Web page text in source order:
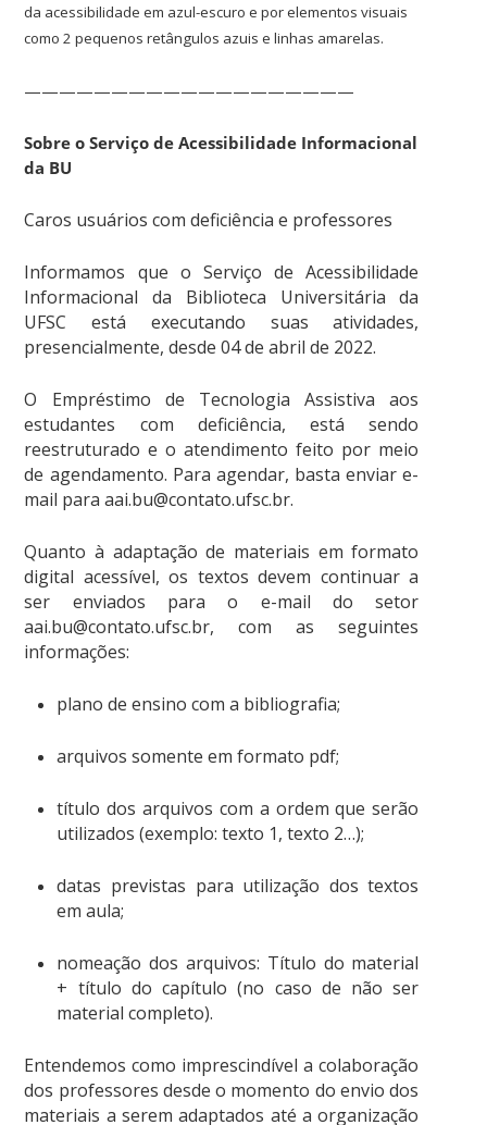
da acessibilidade em azul-escuro e por elementos visuais
como 2 pequenos retângulos azuis e linhas amarelas.
———————————————————
Sobre o Serviço de Acessibilidade Informacional
da BU
Caros usuários com deficiência e professores
Informamos que o Serviço de Acessibilidade
Informacional da Biblioteca Universitária da
UFSC está executando suas atividades,
presencialmente, desde 04 de abril de 2022.
O Empréstimo de Tecnologia Assistiva aos
estudantes com deficiência, está sendo
reestruturado e o atendimento feito por meio
de agendamento. Para agendar, basta enviar e-
mail para aai.bu@contato.ufsc.br.
Quanto à adaptação de materiais em formato
digital acessível, os textos devem continuar a
ser enviados para o e-mail do setor
aai.bu@contato.ufsc.br, com as seguintes
informações:
plano de ensino com a bibliografia;
arquivos somente em formato pdf;
título dos arquivos com a ordem que serão
utilizados (exemplo: texto 1, texto 2…);
datas previstas para utilização dos textos
em aula;
nomeação dos arquivos: Título do material
+ título do capítulo (no caso de não ser
material completo).
Entendemos como imprescindível a colaboração
dos professores desde o momento do envio dos
materiais a serem adaptados até a organização